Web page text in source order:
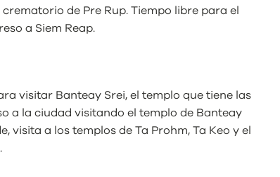
de Pre Rup. Tiempo libre para el
a Siem Reap.
visitar Banteay Srei, el templo que tiene las
a la ciudad visitando el templo de Banteay
visita a los templos de Ta Prohm, Ta Keo y el